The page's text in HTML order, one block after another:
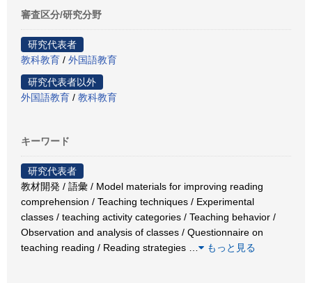
審査区分/研究分野
研究代表者
教科教育 / 外国語教育
研究代表者以外
外国語教育 / 教科教育
キーワード
研究代表者
教材開発 / 語彙 / Model materials for improving reading
comprehension / Teaching techniques / Experimental
classes / teaching activity categories / Teaching behavior /
Observation and analysis of classes / Questionnaire on
teaching reading / Reading strategies
もっと見る